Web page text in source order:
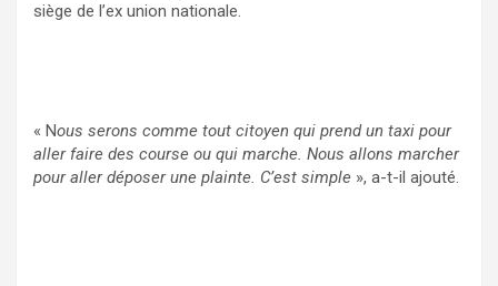
siège de l’ex union nationale.
« Nous serons comme tout citoyen qui prend un taxi pour
aller faire des course ou qui marche. Nous allons marcher
pour aller déposer une plainte. C’est simple », a-t-il ajouté.